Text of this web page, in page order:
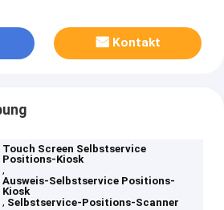
Kontakt
Touch Screen Selbstservice
Positions-Kiosk
,
Ausweis-Selbstservice Positions-
Kiosk
, Selbstservice-Positions-Scanner